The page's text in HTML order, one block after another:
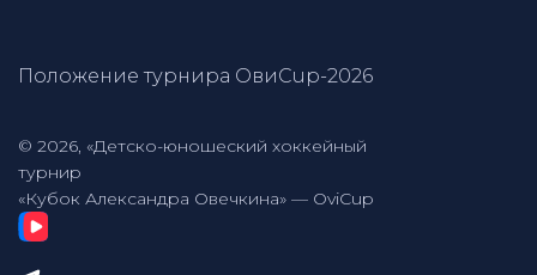
Положение турнира ОвиCup-2026
© 2026, «Детско-юношеский хоккейный
турнир
«Кубок Александра Овечкина» — OviCup